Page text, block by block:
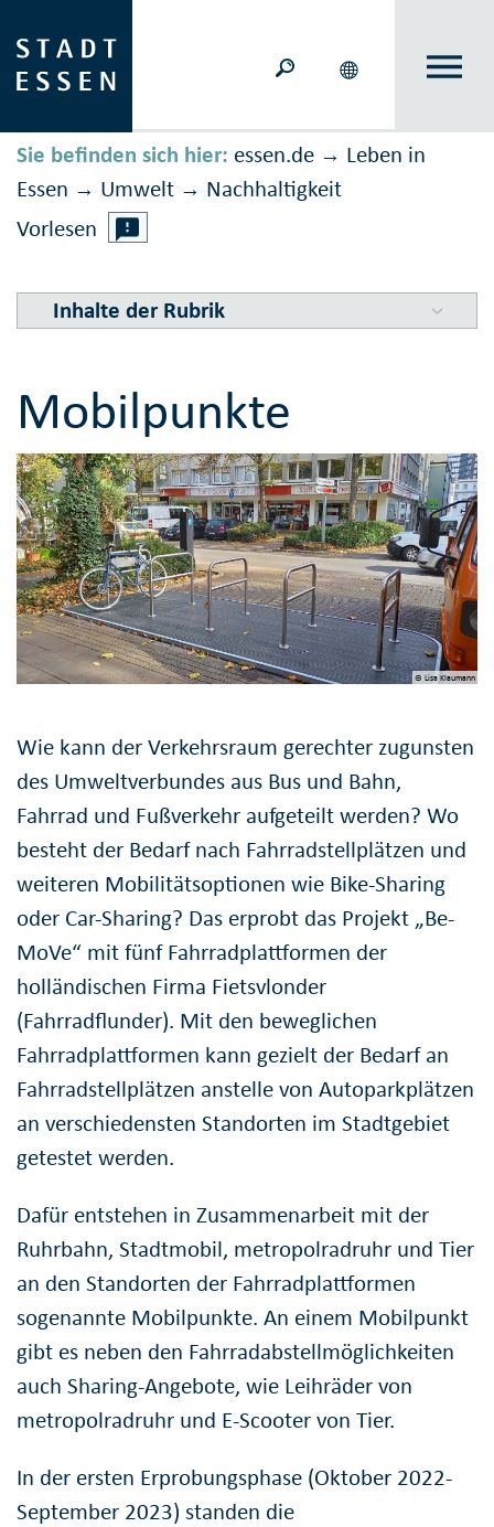
Sie befinden sich hier: essen.de → Leben in
Essen → Umwelt → Nachhaltig­keit
Vorlesen
Inhalte der Rubrik
Mobilpunkte
© Lisa Klaumann
Wie kann der Verkehrsraum gerechter zugunsten
des Umweltverbundes aus Bus und Bahn,
Fahrrad und Fußverkehr aufgeteilt werden? Wo
besteht der Bedarf nach Fahrradstellplätzen und
weiteren Mobilitätsoptionen wie Bike-Sharing
oder Car-Sharing? Das erprobt das Projekt „Be-
MoVe“ mit fünf Fahrradplattformen der
holländischen Firma Fietsvlonder
(Fahrradflunder). Mit den beweglichen
Fahrradplattformen kann gezielt der Bedarf an
Fahrradstellplätzen anstelle von Autoparkplätzen
an verschiedensten Standorten im Stadtgebiet
getestet werden.
Dafür entstehen in Zusammenarbeit mit der
Ruhrbahn, Stadtmobil, metropolradruhr und Tier
an den Standorten der Fahrradplattformen
sogenannte Mobilpunkte. An einem Mobilpunkt
gibt es neben den Fahrradabstellmöglichkeiten
auch Sharing-Angebote, wie Leihräder von
metropolradruhr und E-Scooter von Tier.
In der ersten Erprobungsphase (Oktober 2022-
September 2023) standen die